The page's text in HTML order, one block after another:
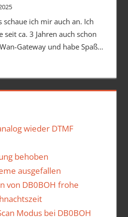
schaue ich mir auch an. Ich
seit ca. 3 Jahren auch schon
Gateway und habe Spaß…
wieder DTMF
behoben
ausgefallen
von DB0BOH frohe
Modus bei DB0BOH